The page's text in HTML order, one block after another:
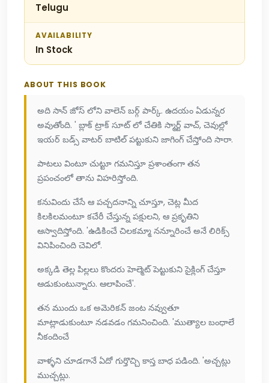
Telugu
AVAILABILITY
In Stock
ABOUT THIS BOOK
అది సాన్ జోస్ లోని వాలెన్ బర్గ్ పార్క్. ఉదయం ఏడున్నర
అవుతోంది. ' బ్లాక్ ట్రాక్ సూట్ లో చేతికి స్మార్ట్ వాచ్, చెవుల్లో
ఇయర్ బడ్స్ వాటర్ బాటిల్ పట్టుకుని జాగింగ్ చేస్తోంది సారా.
పాటలు వింటూ చుట్టూ గమనిస్తూ ప్రశాంతంగా తన
ప్రపంచంలో తాను విహరిస్తోంది.
కనువిందు చేసే ఆ పచ్చదనాన్ని చూస్తూ, చెట్ల మీద
కిలకిలమంటూ కచేరీ చేస్తున్న పక్షులని, ఆ ప్రకృతిని
ఆస్వాదిస్తోంది. 'ఉడికించే చిలకమ్మా నన్నూరించే అనే లిరిక్స్
వినిపించింది చెవిలో.
అక్కడి తెల్ల పిల్లలు కొందరు హెల్మెట్ పెట్టుకుని సైక్లింగ్ చేస్తూ
ఆడుకుంటున్నారు. ఆలాపించే'.
తన ముందు ఒక అమెరికన్ జంట నవ్వుతూ
మాట్లాడుకుంటూ నడవడం గమనించింది. 'ముత్యాల బంధాలే
నీకందించే
వాళ్ళని చూడగానే ఏదో గుర్తొచ్చి కాస్త బాధ పడింది. 'అచ్చట్లు
ముచ్చట్లు.